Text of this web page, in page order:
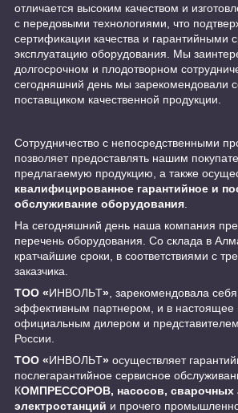
отличается высоким качеством и
с передовыми технологиями, что
сертификации качества и гарантийными
эксплуатацию оборудования. Мы
долгосрочном и плодотворном
сегодняшний день мы зарекомендовали
поставщиком качественной продукции.
Сотрудничество с непосредственными
позволяет предоставлять нашим
предлагаемую продукцию, а также
квалифицированное гарантийное и
обслуживание оборудования
На сегодняшний день наша компания
перечень оборудования. Со склада в
кратчайшие сроки, в соответствиями с
заказчика.
ТОО «ИНBOЛЬT» , зарекомендовала
эффективным партнером, и в настоящее
официальным дилером и
России.
ТОО «ИНBOЛЬT» осуществляет
послегарантийное сервисное
КОМПРЕССОРОВ, насосов, сварочных
электростанций и прочего